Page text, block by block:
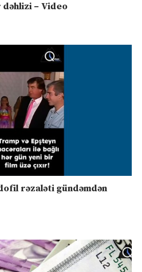
– Video
rəzaləti gündəmdən